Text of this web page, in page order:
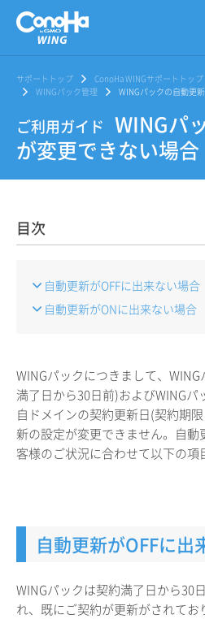
サポートトップ ConoHa WINGサポートトップ
WINGパック管理
WINGパックの自動更
ご利用ガイド WINGパ
が変更できない場合
目次
自動更新がOFFに出来ない場合
自動更新がONに出来ない場合
WINGパックにつきまして、
満了日から30日前)およびWING
自ドメインの契約更新日(契約期
新の設定が変更できません。自
客様のご状況に合わせて以下の項
自動更新がOFFに出
WINGパックは契約満了日から30
れ、既にご契約が更新がされて